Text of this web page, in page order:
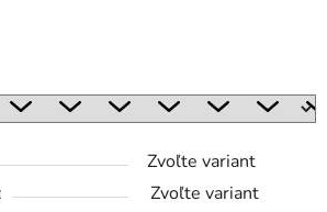
Zvoľte variant
Zvoľte variant